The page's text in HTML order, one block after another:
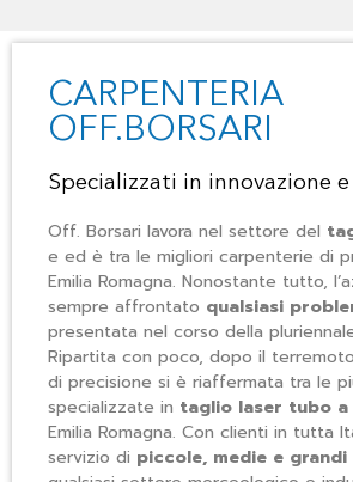
CARPENTERIA
OFF.BORSARI
Specializzati in innovazione
Off. Borsari lavora nel settore del
e ed è tra le migliori carpenterie di
Emilia Romagna. Nonostante tutto,
sempre affrontato qualsiasi
presentata nel corso della
Ripartita con poco, dopo il
di precisione si è riaffermata tra le
specializzate in taglio laser tubo a
Emilia Romagna. Con clienti in tutta
servizio di piccole, medie e grandi